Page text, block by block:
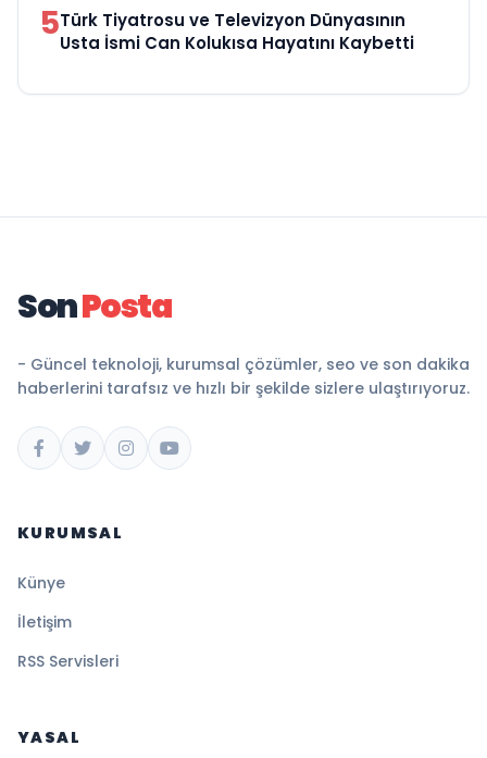
5Türk Tiyatrosu ve Televizyon Dünyasının
Usta İsmi Can Kolukısa Hayatını Kaybetti
SonPosta
- Güncel teknoloji, kurumsal çözümler, seo ve son dakika
haberlerini tarafsız ve hızlı bir şekilde sizlere ulaştırıyoruz.
KURUMSAL
Künye
İletişim
RSS Servisleri
YASAL